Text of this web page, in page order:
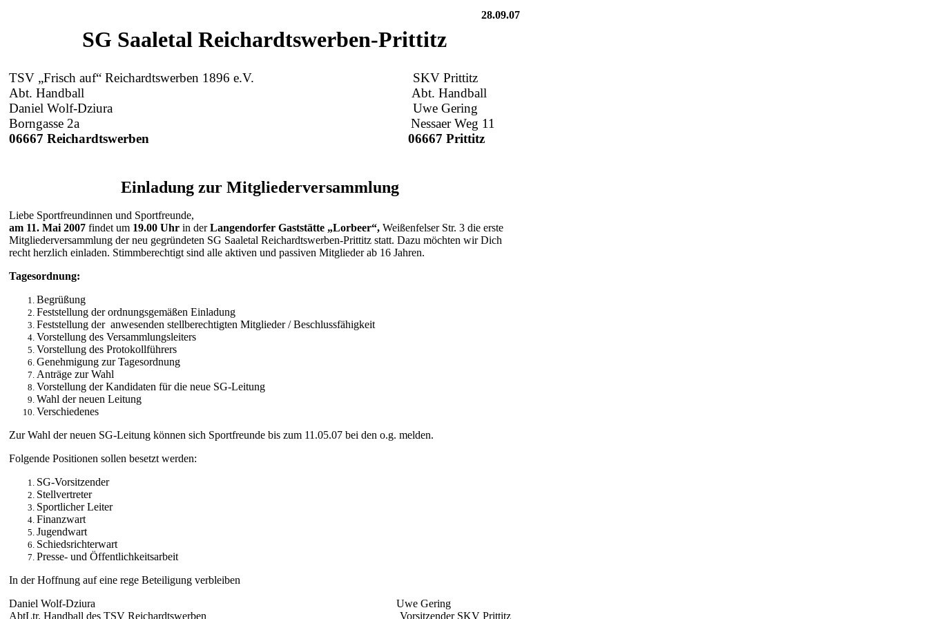
28.09.07
SG Saaletal Reichardtswerben-Prittitz
TSV „Frisch auf“ Reichardtswerben 1896 e.V. SKV Prittitz
Abt. Handball Abt. Handball
Daniel Wolf-Dziura Uwe Gering
Borngasse 2a Nessaer Weg 11
06667 Reichardtswerben 06667 Prittitz
Einladung zur Mitgliederversammlung
Liebe Sportfreundinnen und Sportfreunde,
am 11. Mai 2007 findet um 19.00 Uhr in derLangendorfer Gaststätte „Lorbeer“, Weißenfelser Str. 3 die erste
Mitgliederversammlung der neu gegründeten SG Saaletal Reichardtswerben-Prittitz statt. Dazu möchten wir Dich
recht herzlich einladen. Stimmberechtigt sind alle aktiven und passiven Mitglieder ab 16 Jahren.
Tagesordnung:
Begrüßung
Feststellung der ordnungsgemäßen Einladung
Feststellung der anwesenden stellberechtigten Mitglieder / Beschlussfähigkeit
Vorstellung des Versammlungsleiters
Vorstellung des Protokollführers
Genehmigung zur Tagesordnung
Anträge zur Wahl
Vorstellung der Kandidaten für die neue SG-Leitung
Wahl der neuen Leitung
Verschiedenes
Zur Wahl der neuen SG-Leitung können sich Sportfreunde bis zum 11.05.07 bei den o.g. melden.
Folgende Positionen sollen besetzt werden:
SG-Vorsitzender
Stellvertreter
Sportlicher Leiter
Finanzwart
Jugendwart
Schiedsrichterwart
Presse- und Öffentlichkeitsarbeit
In der Hoffnung auf eine rege Beteiligung verbleiben
Daniel Wolf-Dziura Uwe Gering
AbtLtr. Handball des TSV Reichardtswerben Vorsitzender SKV Prittitz